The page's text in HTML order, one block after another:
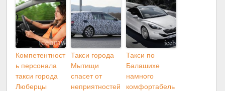
Компетентност
ь персонала
такси города
Люберцы
Такси города
Мытищи
спасет от
неприятностей
Такси по
Балашихе
намного
комфортабель